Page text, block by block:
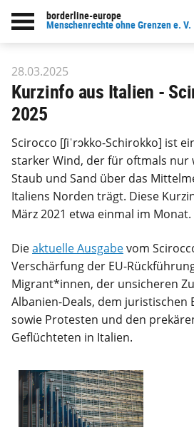
borderline-europe
Menschenrechte ohne Grenzen e. V.
zur Übersicht: Unsere Arbeit
28.03.2025
Kurzinfo aus Italien -
2025
Scirocco [ʃiˈrɔkko-Schirokko] ist
starker Wind, der für oftmals nur
Staub und Sand über das
Italiens Norden trägt. Diese
März 2021 etwa einmal im Monat.
Dieaktuelle Ausgabevom
Verschärfung der EU-
Migrant*innen, der unsicheren
Albanien-Deals, dem juristischen
sowie Protesten und den
Geflüchteten in Italien.